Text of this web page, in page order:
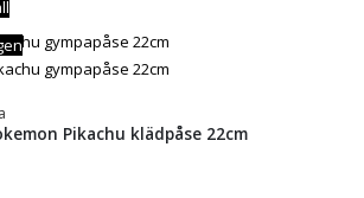
Pikachu klädpåse 22cm